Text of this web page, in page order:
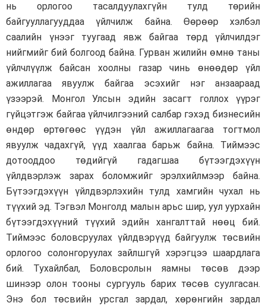
нь орлогоо тасалдуулахгүйн тулд төрийн
байгууллагууддаа үйлчилж байна. Өөрөөр хэлбэл
саалийн үнээг туугаад явж байгаа төрд үйлчилдэг
нийгмийг бий болгоод байна. Гурван жилийн өмнө таны
үйлчлүүлж байсан хоолны газар чинь өнөөдөр үйл
ажиллагаа явуулж байгаа эсэхийг нэг анзаараад
үзээрэй. Монгол Улсын эдийн засагт голлох үүрэг
гүйцэтгэж байгаа үйлчилгээний салбар гэхэд бизнесийн
өндөр өртөгөөс үүдэн үйл ажиллагаагаа тогтмол
явуулж чадахгүй, үүд хаалгаа барьж байна. Тиймээс
дотооддоо төдийгүй гадагшаа бүтээгдэхүүн
үйлдвэрлэж зарах боломжийг эрэлхийлмээр байна.
Бүтээгдэхүүн үйлдвэрлэхийн тулд хамгийн чухал нь
түүхий эд. Тэгвэл Монголд малын арьс шир, уул уурхайн
бүтээгдэхүүний түүхий эдийн хангалттай нөөц бий.
Тиймээс боловсруулах үйлдвэрүүд байгуулж төсвийн
орлогоо солонгоруулах зайлшгүй хэрэгцээ шаардлага
бий. Тухайлбал, Боловсролын яамны төсөв дээр
шинээр олон тооны сургууль барих төсөв суулгасан.
Энэ бол төсвийн урсгал зардал, хөрөнгийн зардал